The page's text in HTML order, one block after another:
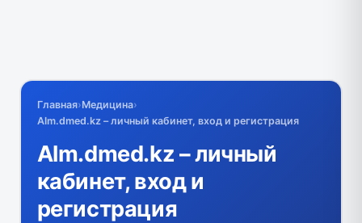
Главная›Медицина›
Alm.dmed.kz – личный кабинет, вход и регистрация
Alm.dmed.kz – личный
кабинет, вход и
регистрация